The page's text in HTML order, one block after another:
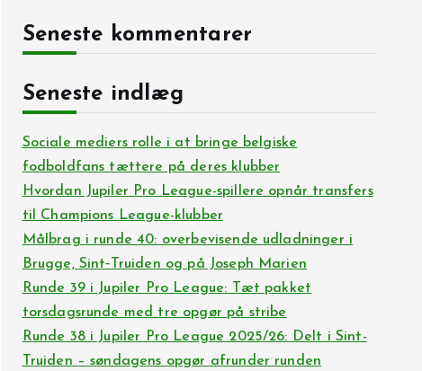
Seneste kommentarer
Seneste indlæg
Sociale mediers rolle i at bringe belgiske
fodboldfans tættere på deres klubber
Hvordan Jupiler Pro League-spillere opnår transfers
til Champions League-klubber
Målbrag i runde 40: overbevisende udladninger i
Brugge, Sint‑Truiden og på Joseph Marien
Runde 39 i Jupiler Pro League: Tæt pakket
torsdagsrunde med tre opgør på stribe
Runde 38 i Jupiler Pro League 2025/26: Delt i Sint-
Truiden – søndagens opgør afrunder runden